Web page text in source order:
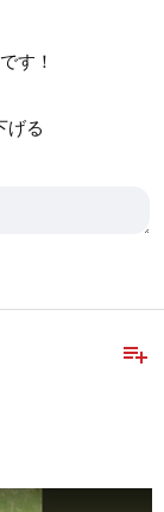
す！
げる
playlist_add